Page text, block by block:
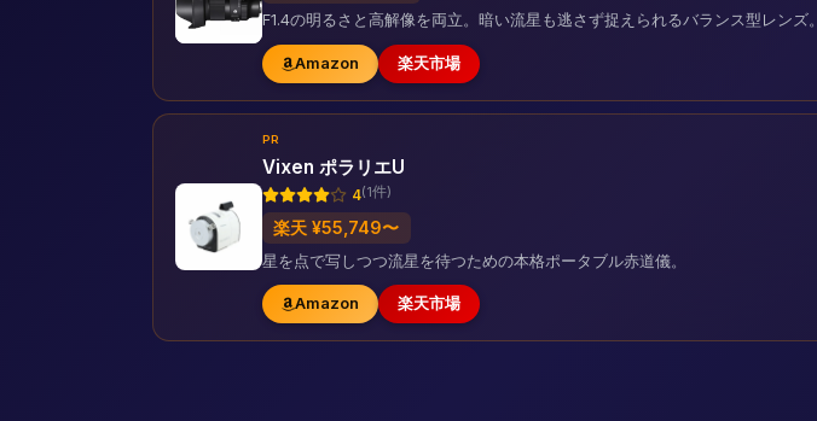
F1.4の明るさと高解像を両立。暗い流星も逃さず捉えられるバランス型レンズ。
Amazon 楽天市場
PR
Vixen ポラリエU
4(1件)
楽天 ¥55,749〜
星を点で写しつつ流星を待つための本格ポータブル赤道儀。
Amazon 楽天市場